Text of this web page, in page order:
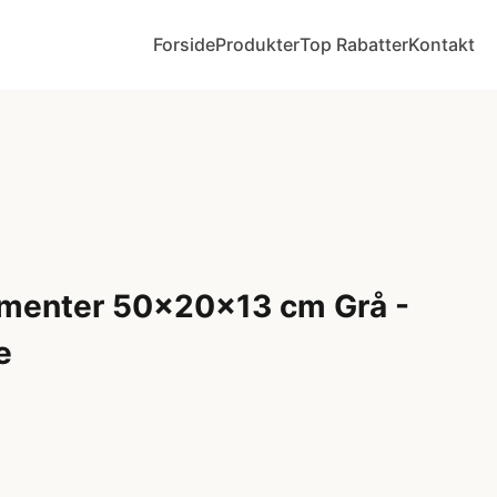
ForsideProdukterTop RabatterKontakt
50x20x13 cm Grå -